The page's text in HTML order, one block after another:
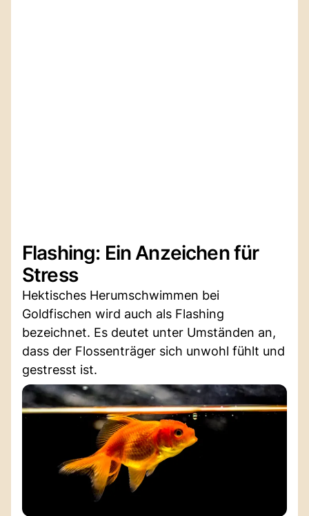
Flashing: Ein Anzeichen für
Stress
Hektisches Herumschwimmen bei
Goldfischen wird auch als Flashing
bezeichnet. Es deutet unter Umständen an,
dass der Flossenträger sich unwohl fühlt und
gestresst ist.